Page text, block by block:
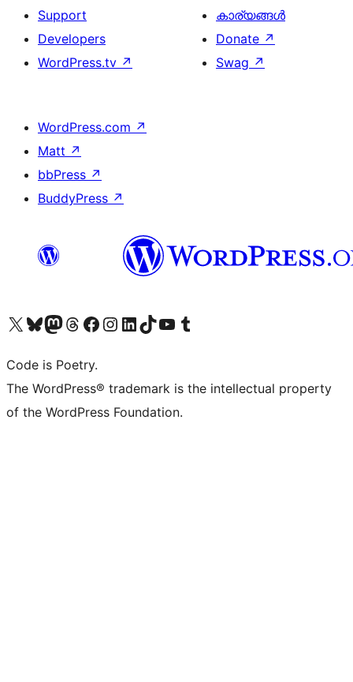
Support
Developers
WordPress.tv ↗
കാര്യങ്ങള്‍
Donate ↗
Swag ↗
WordPress.com ↗
Matt ↗
bbPress ↗
BuddyPress ↗
Visit our X (formerly Twitter) account
ഞങ്ങളുടെ ബ്ലൂസ്കൈ അക്കൗണ്ട് സന്ദർശിക്കുക
Visit our Mastodon account
ഞങ്ങളുടെ ത്രെഡ്സ് അക്കൗണ്ട് സന്ദർശിക്കുക
Visit our Facebook page
Visit our Instagram account
Visit our LinkedIn account
ഞങ്ങളുടെ ടിക് ടോക് അക്കൗണ്ട് സന്ദർശിക്കുക
Visit our YouTube channel
ഞങ്ങളുടെ ടംബ്ലർ അക്കൗണ്ട് സന്ദർശിക്കുക
Code is Poetry.
The WordPress® trademark is the intellectual property
of the WordPress Foundation.